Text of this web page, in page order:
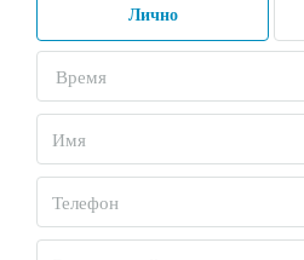
Лично
Время